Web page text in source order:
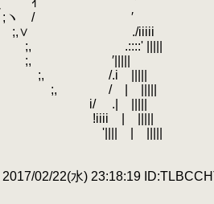
＼ ｲ '
/ ′
./iiiii
.::::' |||||
′|||||
;, /.i |||||
;, / | |||||
i/ .| |||||
| |||||
| |||||
2017/02/22(水) 23:18:19